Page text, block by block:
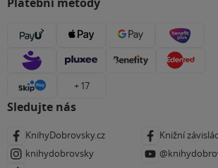
+ 17
Sledujte nás
KnihyDobrovsky.cz
Knižní
knihydobrovsky